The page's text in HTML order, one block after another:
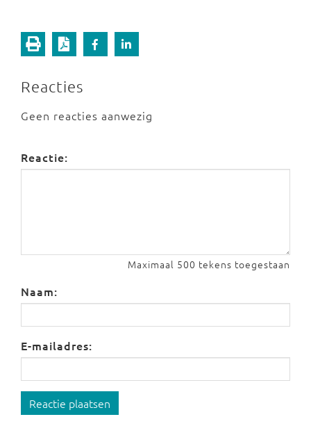
Reacties
Geen reacties aanwezig
Reactie:
Maximaal 500 tekens toegestaan
Naam:
E-mailadres:
Reactie plaatsen